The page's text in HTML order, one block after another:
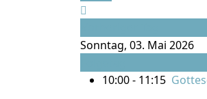
Sonntag, 03. Mai 2026
10:00 - 11:15